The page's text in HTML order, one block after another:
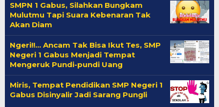
SMPN 1 Gabus, Silahkan Bungkam
Mulutmu Tapi Suara Kebenaran Tak
Akan Diam
Ngeri!!… Ancam Tak Bisa Ikut Tes, SMP
Negeri 1 Gabus Menjadi Tempat
Mengeruk Pundi-pundi Uang
Miris, Tempat Pendidikan SMP Negeri 1
Gabus Disinyalir Jadi Sarang Pungli